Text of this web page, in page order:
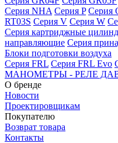
Серия NHA Серия P Серия
RT03S Серия V Серия W
Серия картриджные
направляющие Серия
Блоки подготовки воздуха
Серия FRL Серия FRL Evo
МАНОМЕТРЫ - РЕЛЕ
О бренде
Новости
Проектировщикам
Покупателю
Возврат товара
Контакты